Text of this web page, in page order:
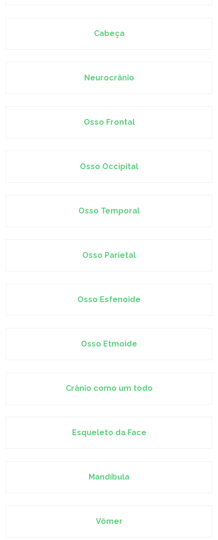
Cabeça
Neurocrânio
Osso Frontal
Osso Occipital
Osso Temporal
Osso Parietal
Osso Esfenoide
Osso Etmoide
Crânio como um todo
Esqueleto da Face
Mandíbula
Vômer